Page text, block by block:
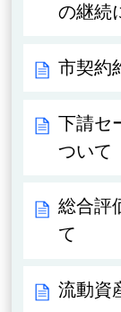
の継続
市契約
下請セ
ついて
総合評
て
流動資